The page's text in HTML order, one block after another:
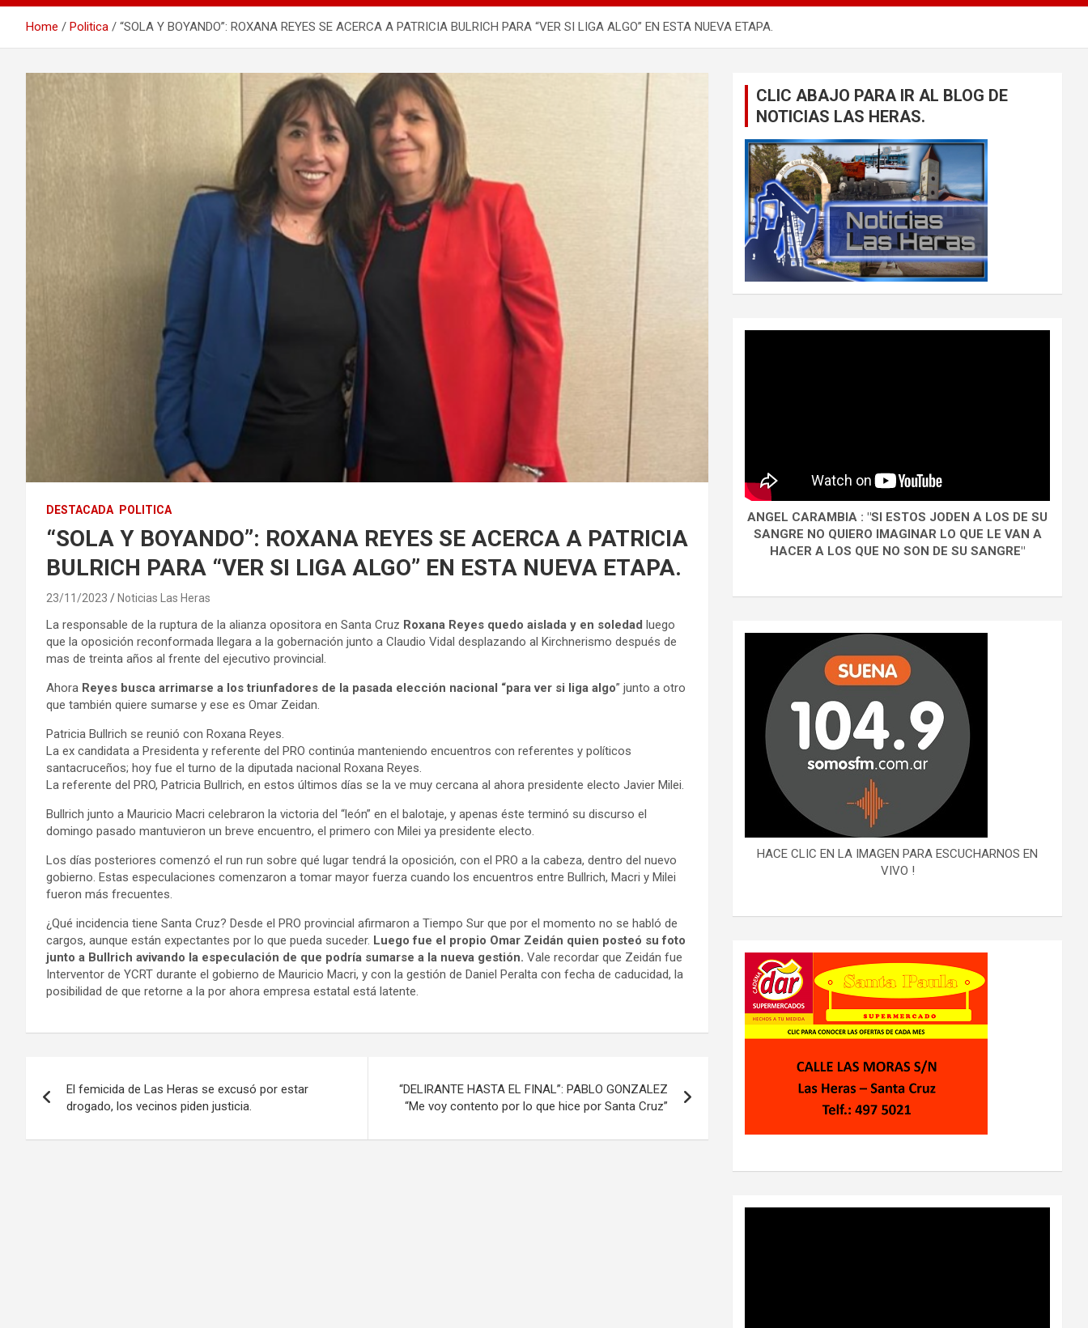
Home Politica “SOLA Y BOYANDO”: ROXANA REYES SE ACERCA A PATRICIA BULRICH PARA “VER SI LIGA ALGO” EN ESTA NUEVA ETAPA.
DESTACADA POLITICA
“SOLA Y BOYANDO”: ROXANA REYES SE ACERCA A PATRICIA
BULRICH PARA “VER SI LIGA ALGO” EN ESTA NUEVA ETAPA.
23/11/2023 Noticias Las Heras
La responsable de la ruptura de la alianza opositora en Santa Cruz Roxana Reyes quedo aislada y en soledad luego
que la oposición reconformada llegara a la gobernación junto a Claudio Vidal desplazando al Kirchnerismo después de
mas de treinta años al frente del ejecutivo provincial.
Ahora Reyes busca arrimarse a los triunfadores de la pasada elección nacional “para ver si liga algo” junto a otro
que también quiere sumarse y ese es Omar Zeidan.
Patricia Bullrich se reunió con Roxana Reyes.
La ex candidata a Presidenta y referente del PRO continúa manteniendo encuentros con referentes y políticos
santacruceños; hoy fue el turno de la diputada nacional Roxana Reyes.
La referente del PRO, Patricia Bullrich, en estos últimos días se la ve muy cercana al ahora presidente electo Javier Milei.
Bullrich junto a Mauricio Macri celebraron la victoria del “león” en el balotaje, y apenas éste terminó su discurso el
domingo pasado mantuvieron un breve encuentro, el primero con Milei ya presidente electo.
Los días posteriores comenzó el run run sobre qué lugar tendrá la oposición, con el PRO a la cabeza, dentro del nuevo
gobierno. Estas especulaciones comenzaron a tomar mayor fuerza cuando los encuentros entre Bullrich, Macri y Milei
fueron más frecuentes.
¿Qué incidencia tiene Santa Cruz? Desde el PRO provincial afirmaron a Tiempo Sur que por el momento no se habló de
cargos, aunque están expectantes por lo que pueda suceder. Luego fue el propio Omar Zeidán quien posteó su foto
junto a Bullrich avivando la especulación de que podría sumarse a la nueva gestión. Vale recordar que Zeidán fue
Interventor de YCRT durante el gobierno de Mauricio Macri, y con la gestión de Daniel Peralta con fecha de caducidad, la
posibilidad de que retorne a la por ahora empresa estatal está latente.
de
entradas
El femicida de Las Heras se excusó por estar
drogado, los vecinos piden justicia.
“DELIRANTE HASTA EL FINAL”: PABLO GONZALEZ
“Me voy contento por lo que hice por Santa Cruz”
CLIC ABAJO PARA IR AL BLOG DE
NOTICIAS LAS HERAS.
ANGEL CARAMBIA : "SI ESTOS JODEN A LOS DE SU
SANGRE NO QUIERO IMAGINAR LO QUE LE VAN A
HACER A LOS QUE NO SON DE SU SANGRE"
HACE CLIC EN LA IMAGEN PARA ESCUCHARNOS EN
VIVO !